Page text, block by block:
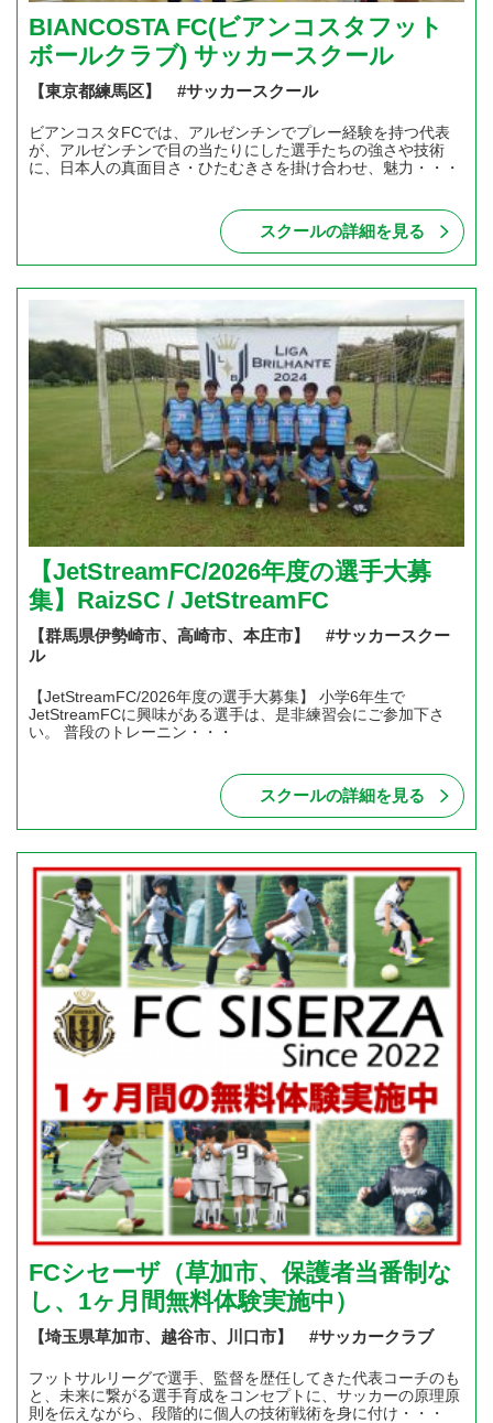
BIANCOSTA FC(ビアンコスタフット
ボールクラブ) サッカースクール
【東京都練馬区】 #サッカースクール
ビアンコスタFCでは、アルゼンチンでプレー経験を持つ代表
が、アルゼンチンで目の当たりにした選手たちの強さや技術
に、日本人の真面目さ・ひたむきさを掛け合わせ、魅力・・・
スクールの詳細を見る
【JetStreamFC/2026年度の選手大募
集】RaizSC / JetStreamFC
【群馬県伊勢崎市、高崎市、本庄市】 #サッカースクー
ル
【JetStreamFC/2026年度の選手大募集】 小学6年生で
JetStreamFCに興味がある選手は、是非練習会にご参加下さ
い。 普段のトレーニン・・・
スクールの詳細を見る
FCシセーザ（草加市、保護者当番制な
し、1ヶ月間無料体験実施中）
【埼玉県草加市、越谷市、川口市】 #サッカークラブ
フットサルリーグで選手、監督を歴任してきた代表コーチのも
と、未来に繋がる選手育成をコンセプトに、サッカーの原理原
則を伝えながら、段階的に個人の技術戦術を身に付け・・・